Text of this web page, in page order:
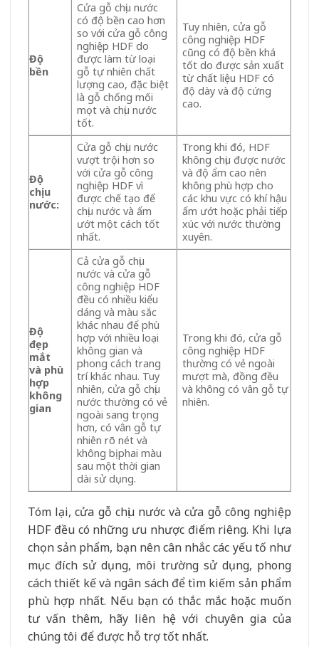
Độ
bền
Cửa gỗ chịu nước
có độ bền cao hơn
so với cửa gỗ công
nghiệp HDF do
được làm từ loại
gỗ tự nhiên chất
lượng cao, đặc biệt
là gỗ chống mối
mọt và chịu nước
tốt.
Tuy nhiên, cửa gỗ
công nghiệp HDF
cũng có độ bền khá
tốt do được sản xuất
từ chất liệu HDF có
độ dày và độ cứng
cao.
Độ
chịu
nước:
Cửa gỗ chịu nước
vượt trội hơn so
với cửa gỗ công
nghiệp HDF vì
được chế tạo để
chịu nước và ẩm
ướt một cách tốt
nhất.
Trong khi đó, HDF
không chịu được nước
và độ ẩm cao nên
không phù hợp cho
các khu vực có khí hậu
ẩm ướt hoặc phải tiếp
xúc với nước thường
xuyên.
Độ
đẹp
mắt
và phù
hợp
không
gian
Cả cửa gỗ chịu
nước và cửa gỗ
công nghiệp HDF
đều có nhiều kiểu
dáng và màu sắc
khác nhau để phù
hợp với nhiều loại
không gian và
phong cách trang
trí khác nhau. Tuy
nhiên, cửa gỗ chịu
nước thường có vẻ
ngoài sang trọng
hơn, có vân gỗ tự
nhiên rõ nét và
không bị phai màu
sau một thời gian
dài sử dụng.
Trong khi đó, cửa gỗ
công nghiệp HDF
thường có vẻ ngoài
mượt mà, đồng đều
và không có vân gỗ tự
nhiên.
Tóm lại, cửa gỗ chịu nước và cửa gỗ công nghiệp
HDF đều có những ưu nhược điểm riêng. Khi lựa
chọn sản phẩm, bạn nên cân nhắc các yếu tố như
mục đích sử dụng, môi trường sử dụng, phong
cách thiết kế và ngân sách để tìm kiếm sản phẩm
phù hợp nhất. Nếu bạn có thắc mắc hoặc muốn
tư vấn thêm, hãy liên hệ với chuyên gia của
chúng tôi để được hỗ trợ tốt nhất.